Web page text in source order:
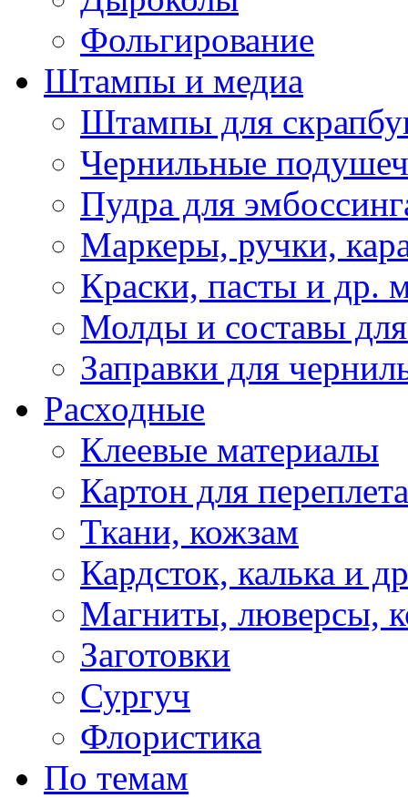
Фольгирование
Штампы и медиа
Штампы для
Чернильные
Пудра для
Маркеры, ручки,
Краски, пасты и др.
Молды и составы
Заправки для
Расходные
Клеевые материалы
Картон для переплета
Ткани, кожзам
Кардсток, калька и
Магниты, люверсы,
Заготовки
Сургуч
Флористика
По темам